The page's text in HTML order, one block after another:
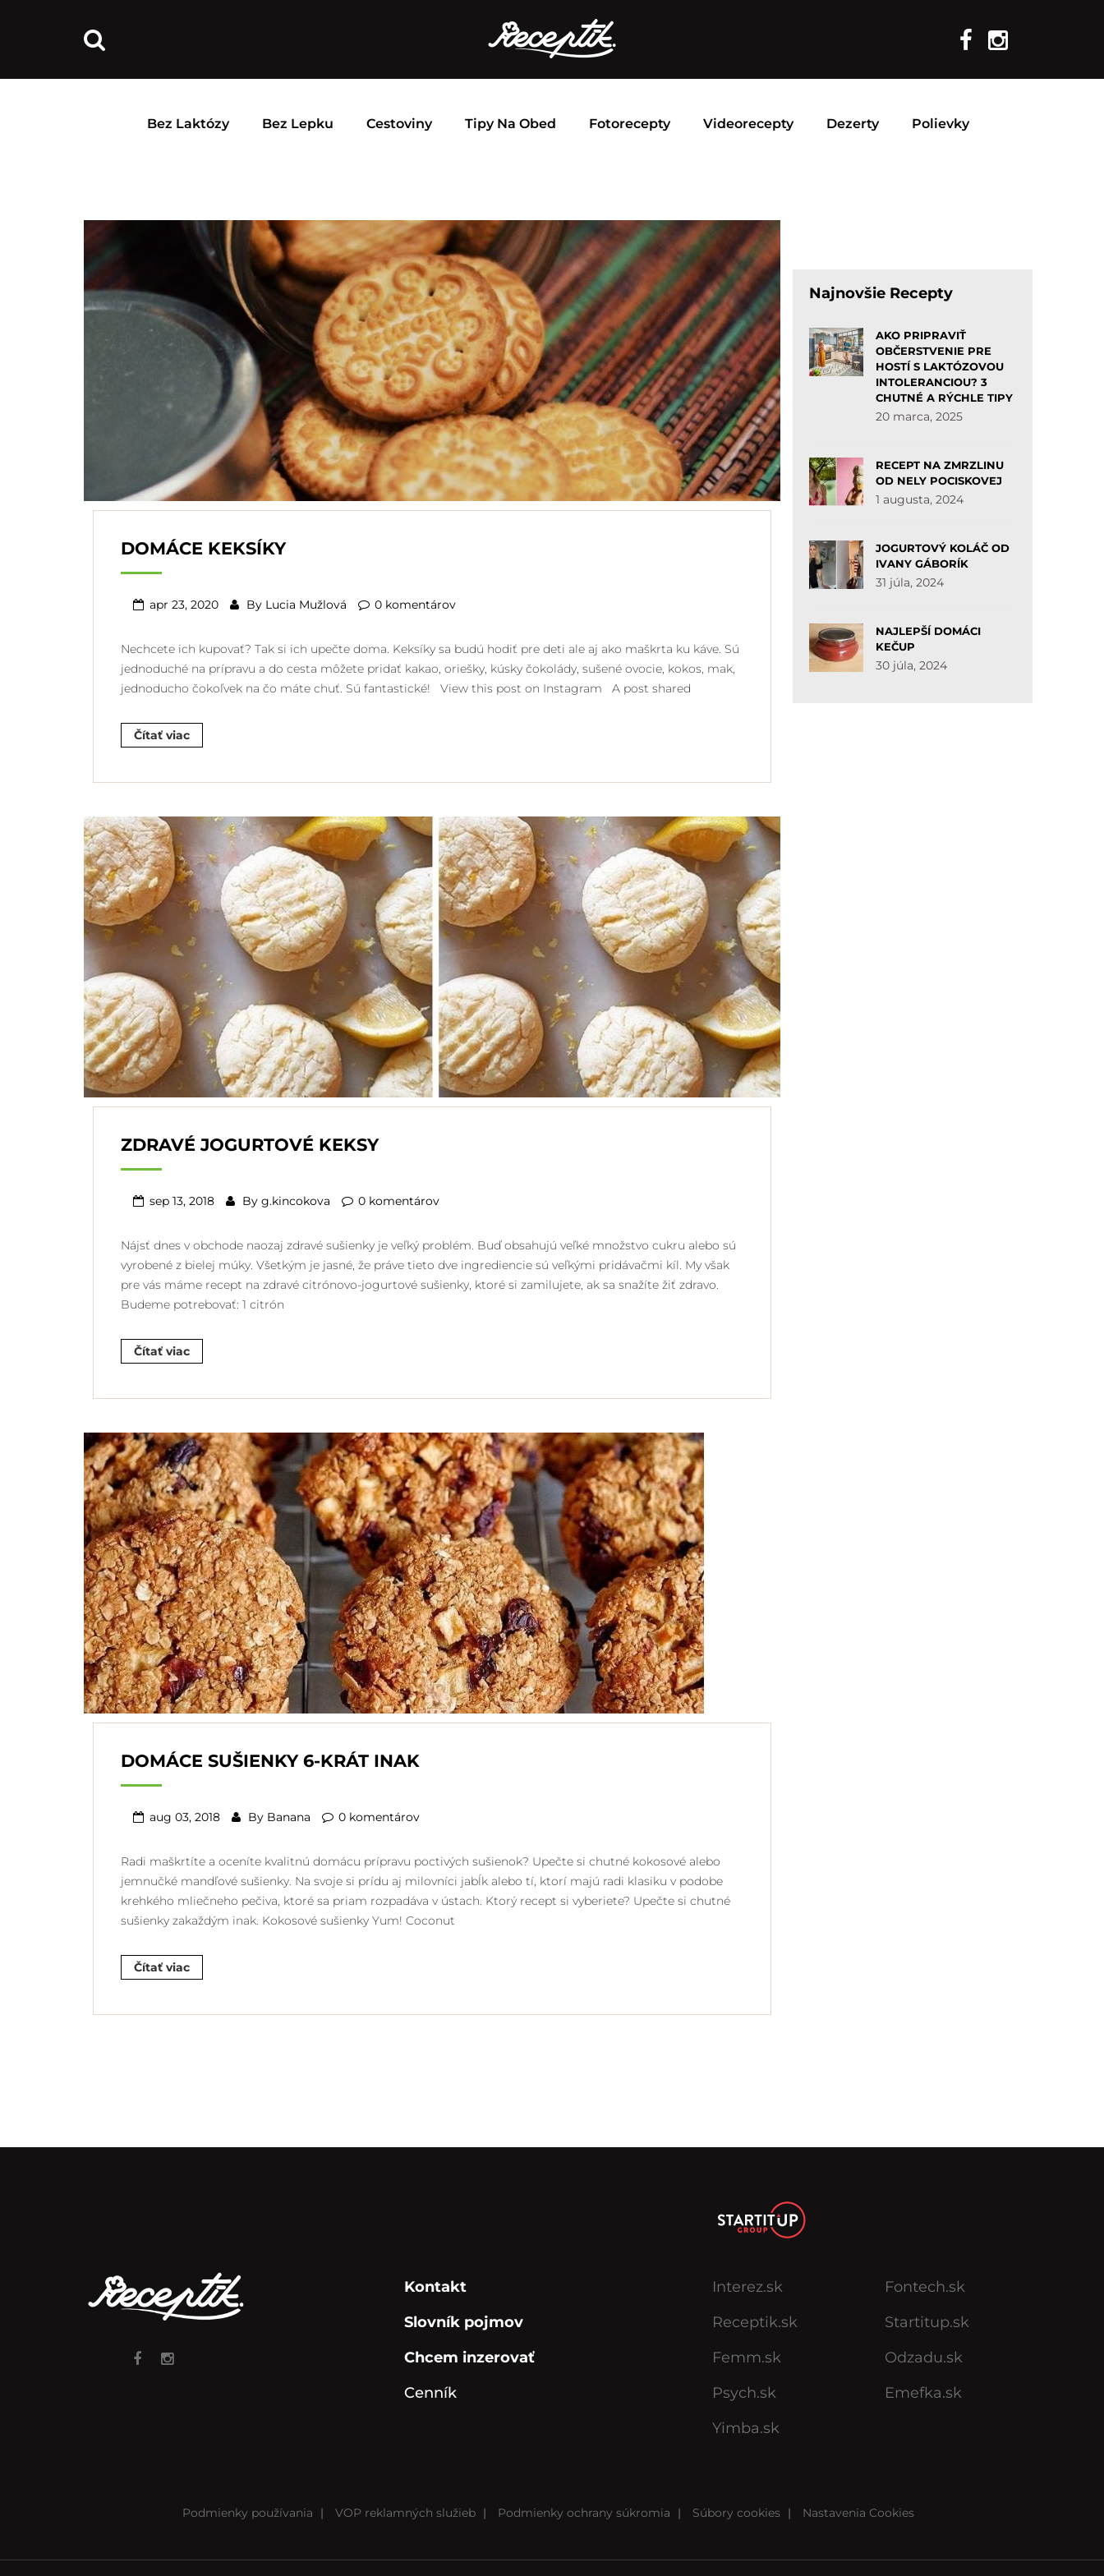
Bez Laktózy Bez Lepku Cestoviny Tipy Na Obed Fotorecepty Videorecepty Dezerty Polievky
DOMÁCE KEKSÍKY
apr 23, 2020 By Lucia Mužlová 0 komentárov
Nechcete ich kupovať? Tak si ich upečte doma. Keksíky sa budú hodiť pre deti ale aj ako maškrta ku káve. Sú
jednoduché na prípravu a do cesta môžete pridať kakao, oriešky, kúsky čokolády, sušené ovocie, kokos, mak,
jednoducho čokoľvek na čo máte chuť. Sú fantastické! View this post on Instagram A post shared
Čítať viac
ZDRAVÉ JOGURTOVÉ KEKSY
sep 13, 2018 By g.kincokova 0 komentárov
Nájsť dnes v obchode naozaj zdravé sušienky je veľký problém. Buď obsahujú veľké množstvo cukru alebo sú
vyrobené z bielej múky. Všetkým je jasné, že práve tieto dve ingrediencie sú veľkými pridávačmi kíl. My však
pre vás máme recept na zdravé citrónovo-jogurtové sušienky, ktoré si zamilujete, ak sa snažíte žiť zdravo.
Budeme potrebovať: 1 citrón
Čítať viac
DOMÁCE SUŠIENKY 6-KRÁT INAK
aug 03, 2018 By Banana 0 komentárov
Radi maškrtíte a oceníte kvalitnú domácu prípravu poctivých sušienok? Upečte si chutné kokosové alebo
jemnučké mandľové sušienky. Na svoje si prídu aj milovníci jabĺk alebo tí, ktorí majú radi klasiku v podobe
krehkého mliečneho pečiva, ktoré sa priam rozpadáva v ústach. Ktorý recept si vyberiete? Upečte si chutné
sušienky zakaždým inak. Kokosové sušienky Yum! Coconut
Čítať viac
Najnovšie Recepty
AKO PRIPRAVIŤ
OBČERSTVENIE PRE
HOSTÍ S LAKTÓZOVOU
INTOLERANCIOU? 3
CHUTNÉ A RÝCHLE TIPY
20 marca, 2025
RECEPT NA ZMRZLINU
OD NELY POCISKOVEJ
1 augusta, 2024
JOGURTOVÝ KOLÁČ OD
IVANY GÁBORÍK
31 júla, 2024
NAJLEPŠÍ DOMÁCI
KEČUP
30 júla, 2024
Kontakt
Slovník pojmov
Chcem inzerovať
Cenník
Interez.sk
Receptik.sk
Femm.sk
Psych.sk
Yimba.sk
Fontech.sk
Startitup.sk
Odzadu.sk
Emefka.sk
Podmienky používania | VOP reklamných služieb | Podmienky ochrany súkromia | Súbory cookies | Nastavenia Cookies